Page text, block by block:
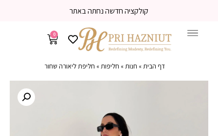
קולקציה חדשה נחתה באתר
0
דף הבית» חנות» חליפות» חליפת ליאורה שחור